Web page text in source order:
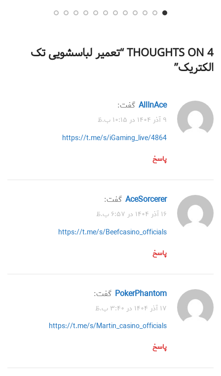
4 THOUGHTS ON “
تعمیر لباسشویی تک
الکتریک”
AllInAce گفت:
۹ آذر ۱۴۰۴ در ۱۰:۱۵ ب.ظ
https://t.me/s/iGaming_live/4864
پاسخ
AceSorcerer گفت:
۱۶ آذر ۱۴۰۴ در ۶:۵۷ ب.ظ
https://t.me/s/Beefcasino_officials
پاسخ
PokerPhantom گفت:
۱۷ آذر ۱۴۰۴ در ۳:۴۰ ب.ظ
https://t.me/s/Martin_casino_officials
پاسخ